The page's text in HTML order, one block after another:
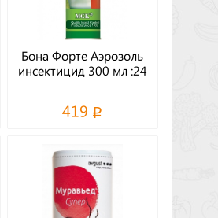
Бона Форте Аэрозоль
инсектицид 300 мл :24
419